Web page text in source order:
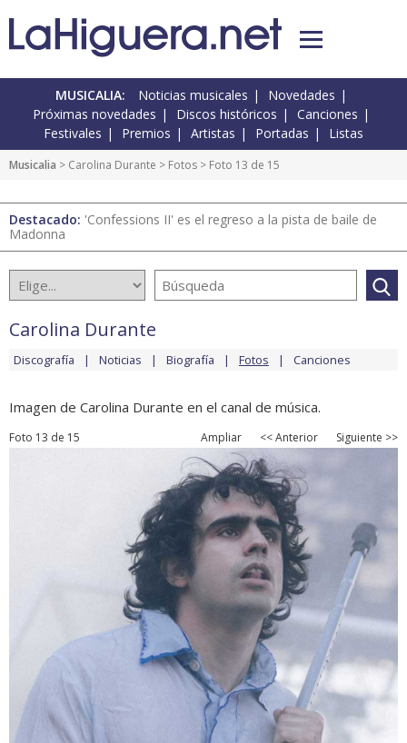
MUSICALIA: Noticias musicales
Novedades
Próximas novedades
Discos históricos
Canciones
Festivales
Premios Artistas Portadas Listas
Musicalia > Carolina Durante > Fotos > Foto 13 de 15
Destacado: 'Confessions II' es el regreso a la pista de baile de
Madonna
Carolina Durante
Discografía Noticias Biografía Fotos Canciones
Imagen de Carolina Durante en el canal de música.
Foto 13 de 15 Ampliar << Anterior Siguiente >>